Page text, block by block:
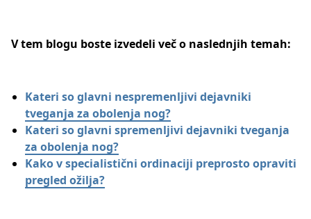
V tem blogu boste izvedeli več o naslednjih temah:
Kateri so glavni nespremenljivi dejavniki
tveganja za obolenja nog?
Kateri so glavni spremenljivi dejavniki tveganja
za obolenja nog?
Kako v specialistični ordinaciji preprosto opraviti
pregled ožilja?